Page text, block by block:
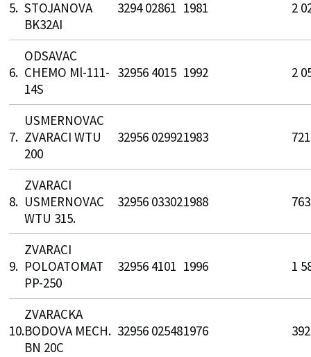
5. STOJANOVA
BK32AI
3294 02861 1981 2
6.
ODSAVAC
CHEMO Ml-111-
14S
32956 4015 1992 2
7.
USMERNOVAC
ZVARACI WTU
200
32956 029921983
8.
ZVARACI
USMERNOVAC
WTU 315.
32956 033021988
9.
ZVARACI
POLOATOMAT
PP-250
32956 4101 1996 1
10.
ZVARACKA
BODOVA MECH.
BN 20C
32956 025481976